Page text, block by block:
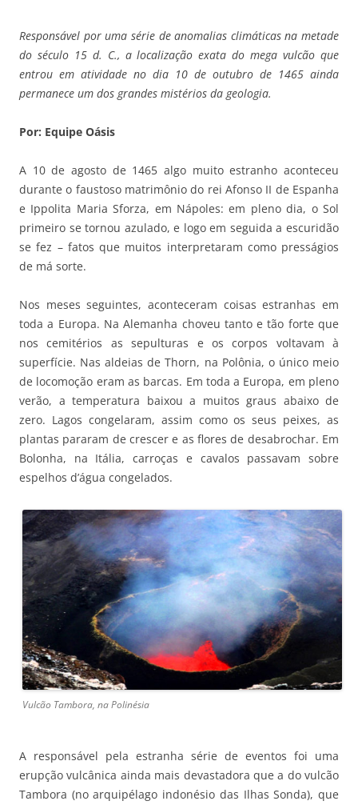
Responsável por uma série de anomalias climáticas na metade
do século 15 d. C., a localização exata do mega vulcão que
entrou em atividade no dia 10 de outubro de 1465 ainda
permanece um dos grandes mistérios da geologia.
Por: Equipe Oásis
A 10 de agosto de 1465 algo muito estranho aconteceu
durante o faustoso matrimônio do rei Afonso II de Espanha
e Ippolita Maria Sforza, em Nápoles: em pleno dia, o Sol
primeiro se tornou azulado, e logo em seguida a escuridão
se fez – fatos que muitos interpretaram como presságios
de má sorte.
Nos meses seguintes, aconteceram coisas estranhas em
toda a Europa. Na Alemanha choveu tanto e tão forte que
nos cemitérios as sepulturas e os corpos voltavam à
superfície. Nas aldeias de Thorn, na Polônia, o único meio
de locomoção eram as barcas. Em toda a Europa, em pleno
verão, a temperatura baixou a muitos graus abaixo de
zero. Lagos congelaram, assim como os seus peixes, as
plantas pararam de crescer e as flores de desabrochar. Em
Bolonha, na Itália, carroças e cavalos passavam sobre
espelhos d’água congelados.
Vulcão Tambora, na Polinésia
A responsável pela estranha série de eventos foi uma
erupção vulcânica ainda mais devastadora que a do vulcão
Tambora (no arquipélago indonésio das Ilhas Sonda), que